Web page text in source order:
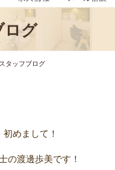
ログ
スタッフブログ
初めまして！
の渡邊歩美です！